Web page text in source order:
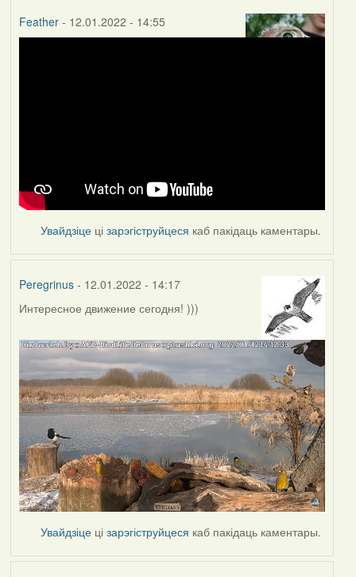
Feather- 12.01.2022 - 14:55
Увайдзіце цізарэгіструйцеся каб пакідаць каментары.
Peregrinus- 12.01.2022 - 14:17
Интересное движение сегодня! )))
Увайдзіце цізарэгіструйцеся каб пакідаць каментары.